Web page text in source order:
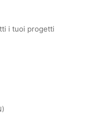
i tuoi progetti